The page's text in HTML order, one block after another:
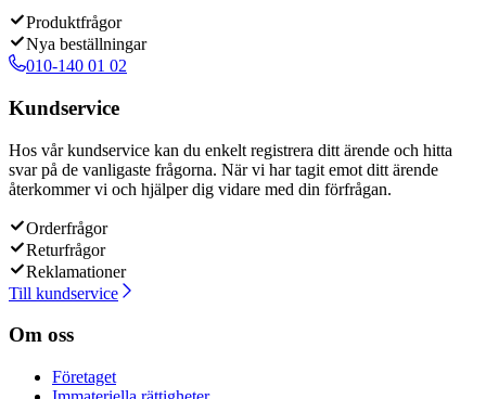
Produktfrågor
Nya beställningar
010-140 01 02
Kundservice
Hos vår kundservice kan du enkelt registrera ditt ärende och hitta
svar på de vanligaste frågorna. När vi har tagit emot ditt ärende
återkommer vi och hjälper dig vidare med din förfrågan.
Orderfrågor
Returfrågor
Reklamationer
Till kundservice
Om oss
Företaget